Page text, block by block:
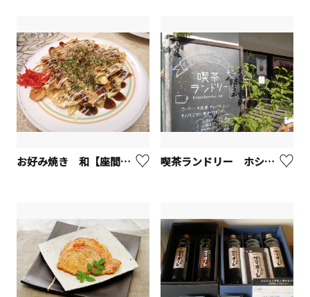
お好み焼き 和【座間市】 喫茶ランドリー ホシノタニ団地【座間市】